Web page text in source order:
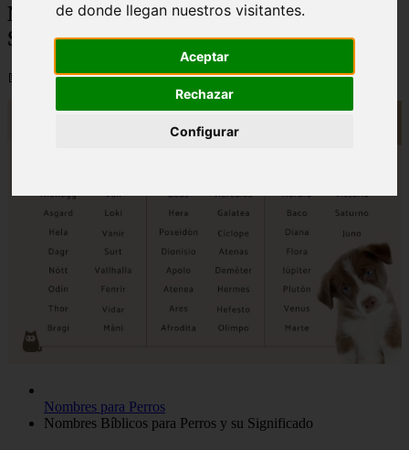
de donde llegan nuestros visitantes.
Aceptar
Rechazar
Configurar
Nombres Bíblicos para Perros y su
Significado
📅 12/06/2025
Nombres para Perros
Nombres Bíblicos para Perros y su Significado